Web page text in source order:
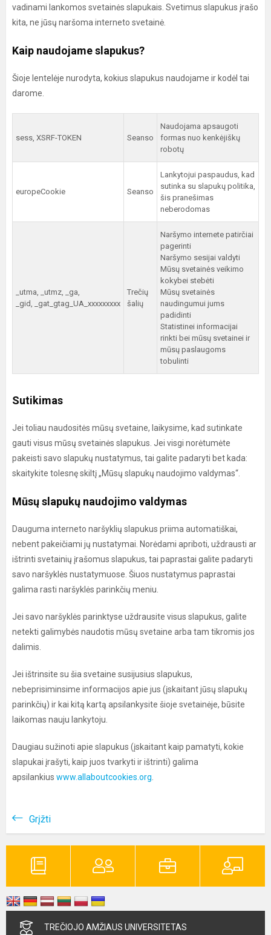
vadinami lankomos svetainės slapukais. Svetimus slapukus įrašo
kita, ne jūsų naršoma interneto svetainė.
Kaip naudojame slapukus?
Šioje lentelėje nurodyta, kokius slapukus naudojame ir kodėl tai
darome.
sess, XSRF-TOKEN Seanso
Naudojama apsaugoti
formas nuo kenkėjiškų
robotų
europeCookie Seanso
Lankytojui paspaudus, kad
sutinka su slapukų politika,
šis pranešimas
neberodomas
_utma, _utmz, _ga,
_gid, _gat_gtag_UA_xxxxxxxxx
Trečių
šalių
Naršymo internete patirčiai
pagerinti
Naršymo sesijai valdyti
Mūsų svetainės veikimo
kokybei stebėti
Mūsų svetainės
naudingumui jums
padidinti
Statistinei informacijai
rinkti bei mūsų svetainei ir
mūsų paslaugoms
tobulinti
Sutikimas
Jei toliau naudositės mūsų svetaine, laikysime, kad sutinkate
gauti visus mūsų svetainės slapukus. Jei visgi norėtumėte
pakeisti savo slapukų nustatymus, tai galite padaryti bet kada:
skaitykite tolesnę skiltį „Mūsų slapukų naudojimo valdymas“.
Mūsų slapukų naudojimo valdymas
Dauguma interneto naršyklių slapukus priima automatiškai,
nebent pakeičiami jų nustatymai. Norėdami apriboti, uždrausti ar
ištrinti svetainių įrašomus slapukus, tai paprastai galite padaryti
savo naršyklės nustatymuose. Šiuos nustatymus paprastai
galima rasti naršyklės parinkčių meniu.
Jei savo naršyklės parinktyse uždrausite visus slapukus, galite
netekti galimybės naudotis mūsų svetaine arba tam tikromis jos
dalimis.
Jei ištrinsite su šia svetaine susijusius slapukus,
nebeprisiminsime informacijos apie jus (įskaitant jūsų slapukų
parinkčių) ir kai kitą kartą apsilankysite šioje svetainėje, būsite
laikomas nauju lankytoju.
Daugiau sužinoti apie slapukus (įskaitant kaip pamatyti, kokie
slapukai įrašyti, kaip juos tvarkyti ir ištrinti) galima
apsilankius www.allaboutcookies.org
Grįžti
TREČIOJO AMŽIAUS UNIVERSITETAS